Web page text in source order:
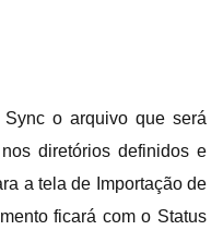
o arquivo que será
diretórios definidos e
a tela de Importação de
ficará com o Status